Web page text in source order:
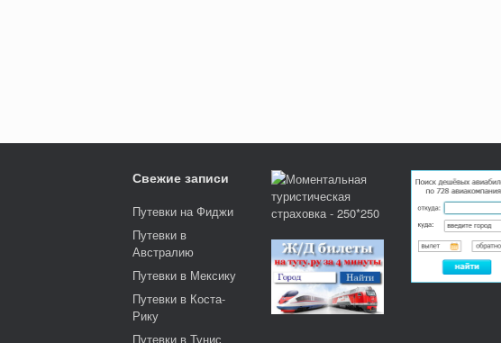
Свежие записи
Путевки на Фиджи
Путевки в
Австралию
Путевки в Мексику
Путевки в Коста-
Рику
Путевки в Тунис